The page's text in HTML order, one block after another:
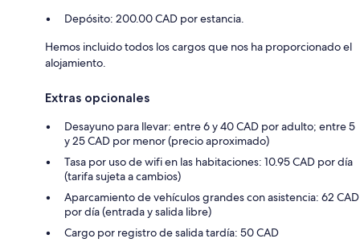
Depósito: 200.00 CAD por estancia.
Hemos incluido todos los cargos que nos ha proporcionado el
alojamiento.
Extras opcionales
Desayuno para llevar: entre 6 y 40 CAD por adulto; entre 5
y 25 CAD por menor (precio aproximado)
Tasa por uso de wifi en las habitaciones: 10.95 CAD por día
(tarifa sujeta a cambios)
Aparcamiento de vehículos grandes con asistencia: 62 CAD
por día (entrada y salida libre)
Cargo por registro de salida tardía: 50 CAD